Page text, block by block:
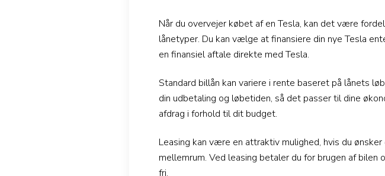
Når du overvejer købet af en Tesla, kan det være
lånetyper. Du kan vælge at finansiere din nye Tesla
en finansiel aftale direkte med Tesla.
Standard billån kan variere i rente baseret på lånets
din udbetaling og løbetiden, så det passer til dine
afdrag i forhold til dit budget.
Leasing kan være en attraktiv mulighed, hvis du
mellemrum. Ved leasing betaler du for brugen af
fri.